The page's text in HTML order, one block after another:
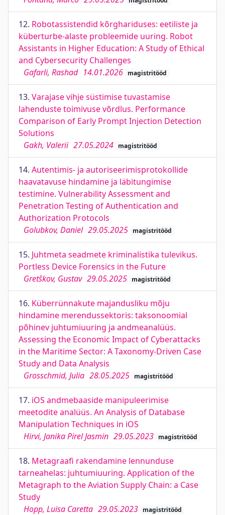
12. Robotassistendid kõrghariduses: eetiliste ja
küberturbe-alaste probleemide uuring. Robot
Assistants in Higher Education: A Study of Ethical
and Cybersecurity Challenges
Gafarli, Rashad 14.01.2026 magistritööd
13. Varajase vihje süstimise tuvastamise
lahenduste toimivuse võrdlus. Performance
Comparison of Early Prompt Injection Detection
Solutions
Gakh, Valerii 27.05.2024 magistritööd
14. Autentimis- ja autoriseerimisprotokollide
haavatavuse hindamine ja läbitungimise
testimine. Vulnerability Assessment and
Penetration Testing of Authentication and
Authorization Protocols
Golubkov, Daniel 29.05.2025 magistritööd
15. Juhtmeta seadmete kriminalistika tulevikus.
Portless Device Forensics in the Future
Gretškov, Gustav 29.05.2025 magistritööd
16. Küberrünnakute majandusliku mõju
hindamine merendussektoris: taksonoomial
põhinev juhtumiuuring ja andmeanalüüs.
Assessing the Economic Impact of Cyberattacks
in the Maritime Sector: A Taxonomy-Driven Case
Study and Data Analysis
Grosschmid, Julia 28.05.2025 magistritööd
17. iOS andmebaaside manipuleerimise
meetodite analüüs. An Analysis of Database
Manipulation Techniques in iOS
Hirvi, Janika Pirel Jasmin 29.05.2023 magistritööd
18. Metagraafi rakendamine lennunduse
tarneahelas: juhtumiuuring. Application of the
Metagraph to the Aviation Supply Chain: a Case
Study
Hopp, Luisa Caretta 29.05.2023 magistritööd